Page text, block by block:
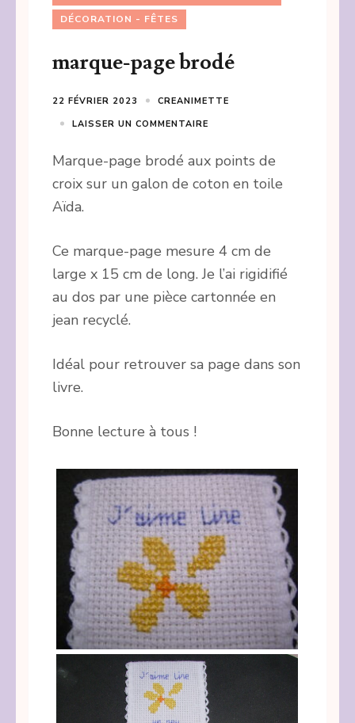
DÉCORATION - FÊTES
marque-page brodé
22 FÉVRIER 2023
CREANIMETTE
LAISSER UN COMMENTAIRE
Marque-page brodé aux points de
croix sur un galon de coton en toile
Aïda.
Ce marque-page mesure 4 cm de
large x 15 cm de long. Je l’ai rigidifié
au dos par une pièce cartonnée en
jean recyclé.
Idéal pour retrouver sa page dans son
livre.
Bonne lecture à tous !